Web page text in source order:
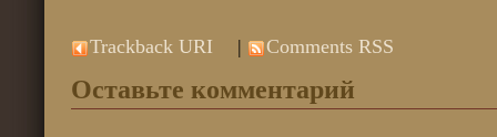
Trackback URI | Comments RSS
Оставьте комментарий